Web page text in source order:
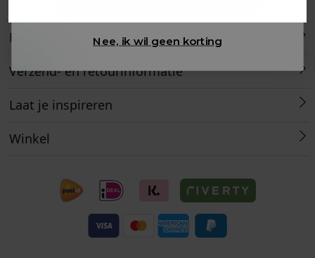
Retourneren
Verzend- en retourinformatie
Laat je inspireren
Winkel
Nee, ik wil geen korting